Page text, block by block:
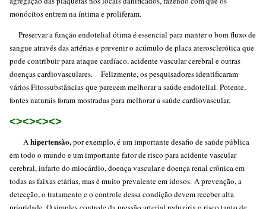
monócitos entrem na íntima e proliferam.
Preservar a função endotelial ótima é essencial para manter o bom fluxo de
sangue através das artérias e prevenir o acúmulo de placa aterosclerótica que
pode contribuir para ataque cardíaco, acidente vascular cerebral e outras
doenças cardiovasculares. Felizmente, os pesquisadores identificaram
vários Fitossubstâncias que parecem melhorar a saúde endotelial. Potente,
fontes naturais foram mostradas para melhorar a saúde cardiovascular.
<><><><>
Ahipertensão,por exemplo,é um importante desafio de saúde pública
em todo o mundo e um importante fator de risco para acidente vascular
cerebral, infarto do miocárdio, doença vascular e doença renal crônica em
todas as faixas etárias, mas é muito prevalente em idosos. A prevenção, a
detecção, o tratamento e o controle dessa condição devem receber alta